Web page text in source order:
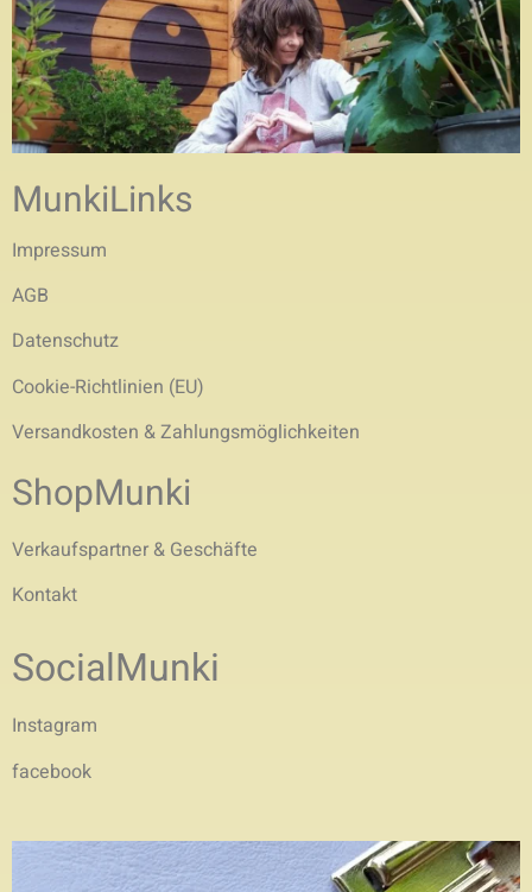
MunkiLinks
Impressum
AGB
Datenschutz
Cookie-Richtlinien (EU)
Versandkosten & Zahlungsmöglichkeiten
ShopMunki
Verkaufspartner & Geschäfte
Kontakt
SocialMunki
Instagram
facebook